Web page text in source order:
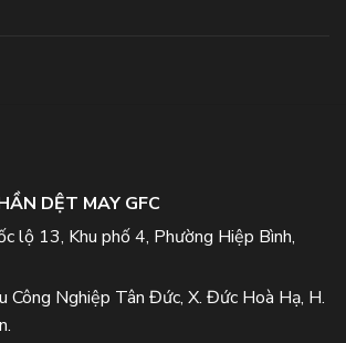
DỆT MAY GFC
lộ 13, Khu phố 4, Phường Hiệp Bình,
Công Nghiệp Tân Đức, X. Đức Hoà Hạ, H.